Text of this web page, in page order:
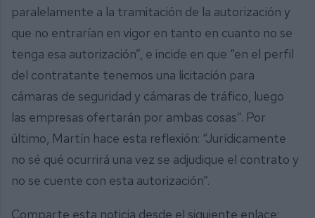
paralelamente a la tramitación de la autorización y
que no entrarían en vigor en tanto en cuanto no se
tenga esa autorización”, e incide en que “en el perfil
del contratante tenemos una licitación para
cámaras de seguridad y cámaras de tráfico, luego
las empresas ofertarán por ambas cosas”. Por
último, Martín hace esta reflexión: “Jurídicamente
no sé qué ocurrirá una vez se adjudique el contrato y
no se cuente con esta autorización”.
Comparte esta noticia desde el siguiente enlace: